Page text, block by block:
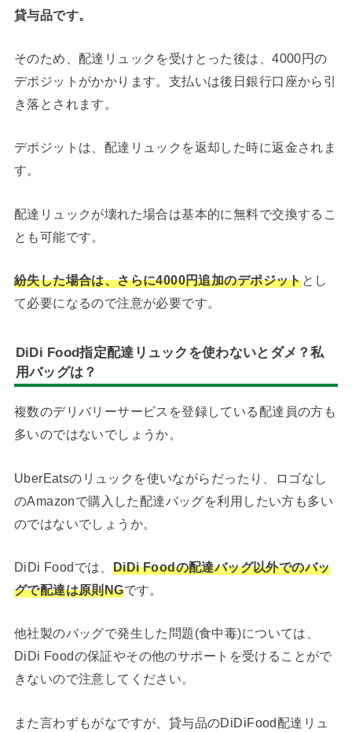
貸与品です。
そのため、配達リュックを受けとった後は、4000円の
デポジットがかかります。支払いは後日銀行口座から引
き落とされます。
デポジットは、配達リュックを返却した時に返金されま
す。
配達リュックが壊れた場合は基本的に無料で交換するこ
とも可能です。
紛失した場合は、さらに4000円追加のデポジットとし
て必要になるので注意が必要です。
DiDi Food指定配達リュックを使わないとダメ？私
用バッグは？
複数のデリバリーサービスを登録している配達員の方も
多いのではないでしょうか。
UberEatsのリュックを使いながらだったり、ロゴなし
のAmazonで購入した配達バッグを利用したい方も多い
のではないでしょうか。
DiDi Foodでは、 DiDi Foodの配達バッグ以外でのバッ
グで配達は原則NGです。
他社製のバッグで発生した問題(食中毒)については、
DiDi Foodの保証やその他のサポートを受けることがで
きないので注意してください。
また言わずもがなですが、貸与品のDiDiFood配達リュ